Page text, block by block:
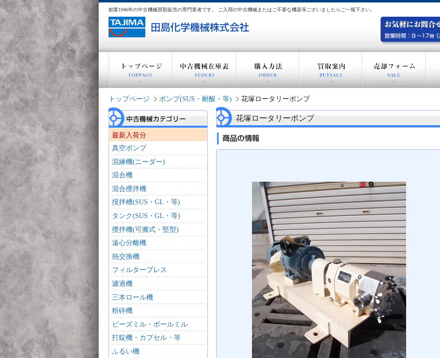
創業1946年の中古機械買取販売の専門業者です。 ご入用の中古機械またはご不要な機器等ございましたらご一報下さい。
トップページ ポンプ(SUS・耐酸・等) 花塚ロータリーポンプ
花塚ロータリーポンプ
最新入荷分
真空ポンプ
混練機(ニーダー)
混合機
混合攪拌機
撹拌槽(SUS・GL・等)
タンク(SUS・GL・等)
攪拌機(可搬式・堅型)
遠心分離機
熱交換機
フィルタープレス
濾過機
三本ロール機
粉砕機
ビーズミル・ボールミル
打錠機・カプセル・等
ふるい機